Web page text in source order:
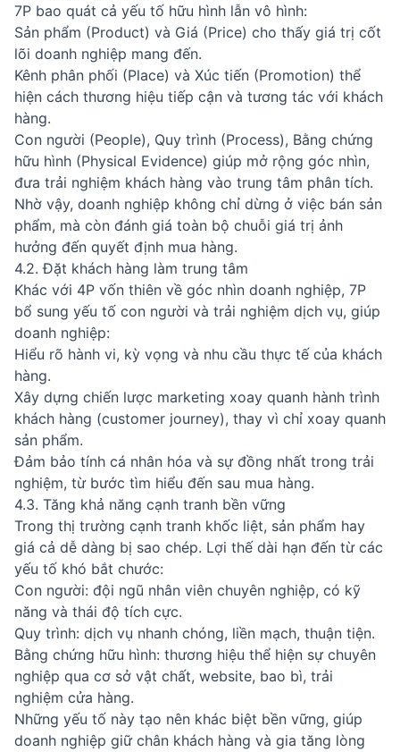
7P bao quát cả yếu tố hữu hình lẫn vô hình:
Sản phẩm (Product) và Giá (Price) cho thấy giá trị cốt
lõi doanh nghiệp mang đến.
Kênh phân phối (Place) và Xúc tiến (Promotion) thể
hiện cách thương hiệu tiếp cận và tương tác với khách
hàng.
Con người (People), Quy trình (Process), Bằng chứng
hữu hình (Physical Evidence) giúp mở rộng góc nhìn,
đưa trải nghiệm khách hàng vào trung tâm phân tích.
Nhờ vậy, doanh nghiệp không chỉ dừng ở việc bán sản
phẩm, mà còn đánh giá toàn bộ chuỗi giá trị ảnh
hưởng đến quyết định mua hàng.
4.2. Đặt khách hàng làm trung tâm
Khác với 4P vốn thiên về góc nhìn doanh nghiệp, 7P
bổ sung yếu tố con người và trải nghiệm dịch vụ, giúp
doanh nghiệp:
Hiểu rõ hành vi, kỳ vọng và nhu cầu thực tế của khách
hàng.
Xây dựng chiến lược marketing xoay quanh hành trình
khách hàng (customer journey), thay vì chỉ xoay quanh
sản phẩm.
Đảm bảo tính cá nhân hóa và sự đồng nhất trong trải
nghiệm, từ bước tìm hiểu đến sau mua hàng.
4.3. Tăng khả năng cạnh tranh bền vững
Trong thị trường cạnh tranh khốc liệt, sản phẩm hay
giá cả dễ dàng bị sao chép. Lợi thế dài hạn đến từ các
yếu tố khó bắt chước:
Con người: đội ngũ nhân viên chuyên nghiệp, có kỹ
năng và thái độ tích cực.
Quy trình: dịch vụ nhanh chóng, liền mạch, thuận tiện.
Bằng chứng hữu hình: thương hiệu thể hiện sự chuyên
nghiệp qua cơ sở vật chất, website, bao bì, trải
nghiệm cửa hàng.
Những yếu tố này tạo nên khác biệt bền vững, giúp
doanh nghiệp giữ chân khách hàng và gia tăng lòng